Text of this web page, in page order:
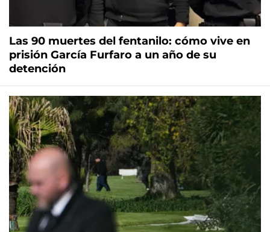
Las 90 muertes del fentanilo: cómo vive en
prisión García Furfaro a un año de su
detención